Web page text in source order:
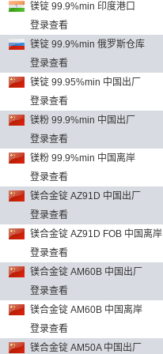
镁锭 99.9%min 印度港口
登录查看
镁锭 99.9%min 俄罗斯仓库
登录查看
镁锭 99.95%min 中国出厂
登录查看
镁粉 99.9%min 中国出厂
登录查看
镁粉 99.9%min 中国离岸
登录查看
镁合金锭 AZ91D 中国出厂
登录查看
镁合金锭 AZ91D FOB 中国离岸
登录查看
镁合金锭 AM60B 中国出厂
登录查看
镁合金锭 AM60B 中国离岸
登录查看
镁合金锭 AM50A 中国出厂